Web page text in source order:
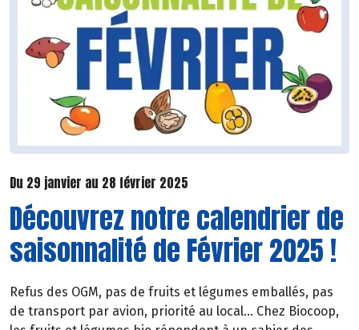
Du 29 janvier au 28 février 2025
Découvrez notre calendrier de
saisonnalité de Février 2025 !
Refus des OGM, pas de fruits et légumes emballés, pas
de transport par avion, priorité au local… Chez Biocoop,